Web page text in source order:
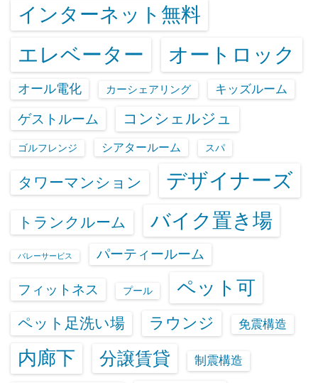
インターネット無料
エレベーター オートロック
オール電化 カーシェアリング キッズルーム
ゲストルーム コンシェルジュ
ゴルフレンジ シアタールーム スパ
タワーマンション デザイナーズ
トランクルーム バイク置き場
バレーサービス パーティールーム
フィットネス プール ペット可
ペット足洗い場 ラウンジ 免震構造
内廊下 分譲賃貸 制震構造